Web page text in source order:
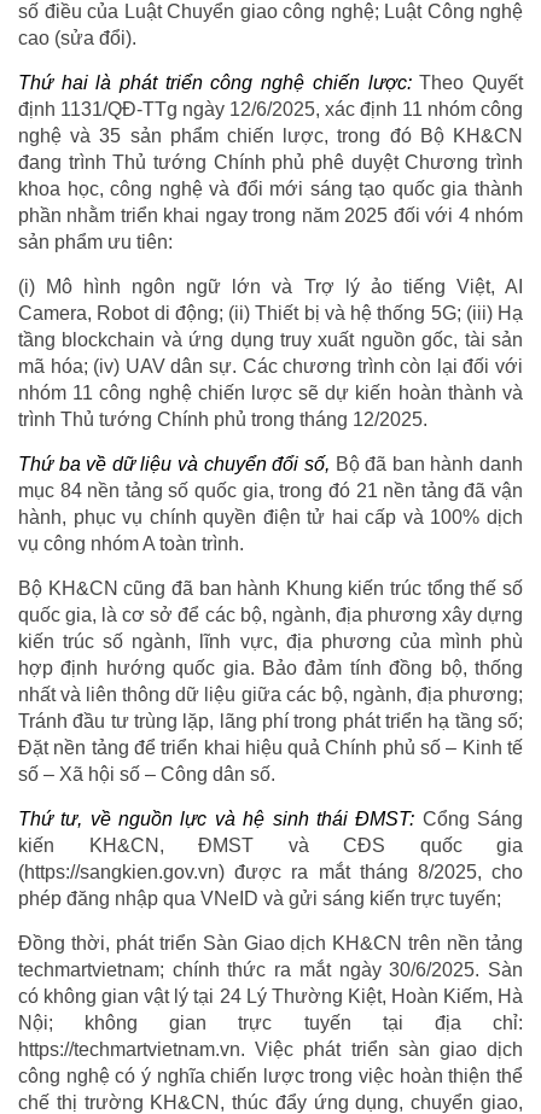
số điều của Luật Chuyển giao công nghệ; Luật Công nghệ
cao (sửa đổi).
Thứ hai là phát triển công nghệ chiến lược:Theo Quyết
định 1131/QĐ-TTg ngày 12/6/2025, xác định 11 nhóm công
nghệ và 35 sản phẩm chiến lược, trong đó Bộ KH&CN
đang trình Thủ tướng Chính phủ phê duyệt Chương trình
khoa học, công nghệ và đổi mới sáng tạo quốc gia thành
phần nhằm triển khai ngay trong năm 2025 đối với 4 nhóm
sản phẩm ưu tiên:
(i) Mô hình ngôn ngữ lớn và Trợ lý ảo tiếng Việt, AI
Camera, Robot di động; (ii) Thiết bị và hệ thống 5G; (iii) Hạ
tầng blockchain và ứng dụng truy xuất nguồn gốc, tài sản
mã hóa; (iv) UAV dân sự. Các chương trình còn lại đối với
nhóm 11 công nghệ chiến lược sẽ dự kiến hoàn thành và
trình Thủ tướng Chính phủ trong tháng 12/2025.
Thứ ba về dữ liệu và chuyển đổi số, Bộ đã ban hành danh
mục 84 nền tảng số quốc gia, trong đó 21 nền tảng đã vận
hành, phục vụ chính quyền điện tử hai cấp và 100% dịch
vụ công nhóm A toàn trình.
Bộ KH&CN cũng đã ban hành Khung kiến trúc tổng thế số
quốc gia, là cơ sở để các bộ, ngành, địa phương xây dựng
kiến trúc số ngành, lĩnh vực, địa phương của mình phù
hợp định hướng quốc gia. Bảo đảm tính đồng bộ, thống
nhất và liên thông dữ liệu giữa các bộ, ngành, địa phương;
Tránh đầu tư trùng lặp, lãng phí trong phát triển hạ tầng số;
Đặt nền tảng để triển khai hiệu quả Chính phủ số – Kinh tế
số – Xã hội số – Công dân số.
Thứ tư, về nguồn lực và hệ sinh thái ĐMST: Cổng Sáng
kiến KH&CN, ĐMST và CĐS quốc gia
(https://sangkien.gov.vn) được ra mắt tháng 8/2025, cho
phép đăng nhập qua VNeID và gửi sáng kiến trực tuyến;
Đồng thời, phát triển Sàn Giao dịch KH&CN trên nền tảng
techmartvietnam; chính thức ra mắt ngày 30/6/2025. Sàn
có không gian vật lý tại 24 Lý Thường Kiệt, Hoàn Kiếm, Hà
Nội; không gian trực tuyến tại địa chỉ:
https://techmartvietnam.vn. Việc phát triển sàn giao dịch
công nghệ có ý nghĩa chiến lược trong việc hoàn thiện thể
chế thị trường KH&CN, thúc đẩy ứng dụng, chuyển giao,